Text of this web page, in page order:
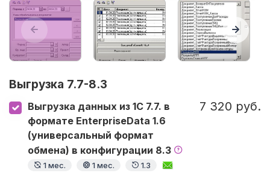
Выгрузка 7.7-8.3
Выгрузка данных из 1С 7.7. в
формате EnterpriseData 1.6
(универсальный формат
обмена) в конфигурации 8.3
1 мес. 1 мес. 1.3
7 320 руб.